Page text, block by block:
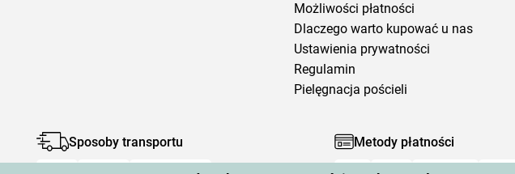
Możliwości płatności
Dlaczego warto kupować u nas
Ustawienia prywatności
Regulamin
Pielęgnacja pościeli
Sposoby transportu Metody płatności